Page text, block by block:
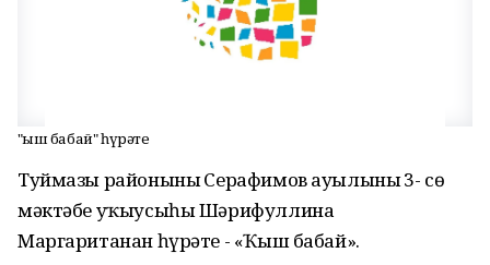
"Ҡыш бабай" һүрәте
Туймазы районының Серафимов ауылының 3- сө
мәктәбе уҡыусыһы Шәрифуллина
Маргаританан һүрәте - «Ҡыш бабай».